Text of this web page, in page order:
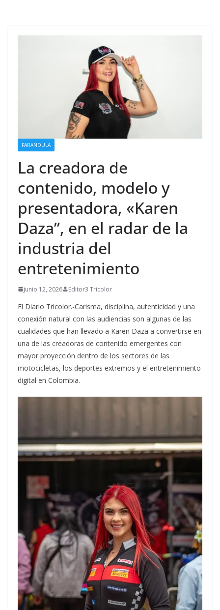
FARANDULA
La creadora de
contenido, modelo y
presentadora, «Karen
Daza”, en el radar de la
industria del
entretenimiento
junio 12, 2026 Editor3 Tricolor
El Diario Tricolor.-Carisma, disciplina, autenticidad y una
conexión natural con las audiencias son algunas de las
cualidades que han llevado a Karen Daza a convertirse en
una de las creadoras de contenido emergentes con
mayor proyección dentro de los sectores de las
motocicletas, los deportes extremos y el entretenimiento
digital en Colombia.